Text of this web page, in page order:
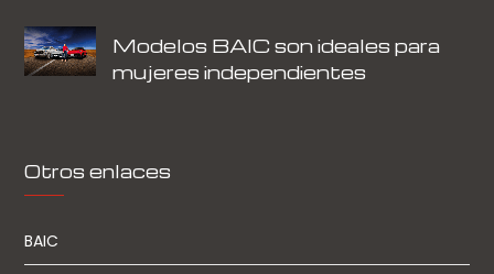
Modelos BAIC son ideales para
mujeres independientes
Otros enlaces
BAIC